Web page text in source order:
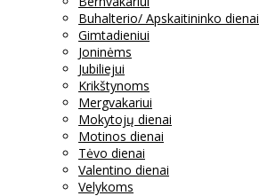
Buhalterio/ Apskaitininko dienai
Gimtadieniui
Joninėms
Jubiliejui
Krikštynoms
Mergvakariui
Mokytojų dienai
Motinos dienai
Tėvo dienai
Valentino dienai
Velykoms